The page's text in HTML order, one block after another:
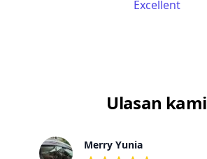
Ulasan kami
Merry Yunia